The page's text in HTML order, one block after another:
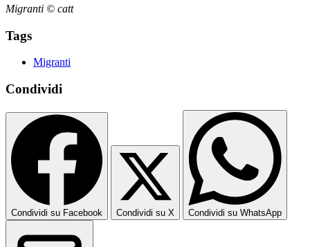
Migranti © catt
Tags
Migranti
Condividi
Condividi su Facebook Condividi su X Condividi su WhatsApp